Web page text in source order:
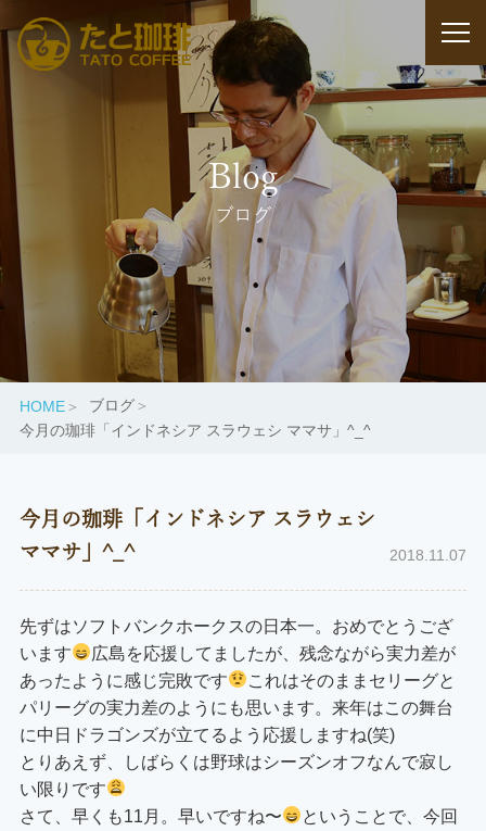
Blog
ブログ
HOME
ブログ
今月の珈琲「インドネシア スラウェシ ママサ」^_^
今月の珈琲「インドネシア スラウェシ
ママサ」^_^
2018.11.07
先ずはソフトバンクホークスの日本一。おめでとうござ
います
広島を応援してましたが、残念ながら実力差が
あったように感じ完敗です
これはそのままセリーグと
パリーグの実力差のようにも思います。来年はこの舞台
に中日ドラゴンズが立てるよう応援しますね(笑)
とりあえず、しばらくは野球はシーズンオフなんで寂し
い限りです
さて、早くも11月。早いですね〜
ということで、今回